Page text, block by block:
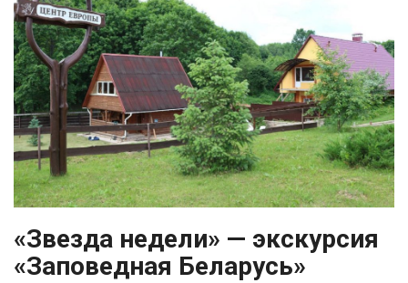
«Звезда недели» — экскурсия
«Заповедная Беларусь»